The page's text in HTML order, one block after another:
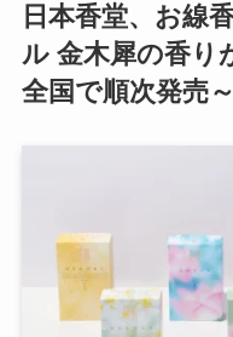
日本香堂、お線
ル 金木犀の香り
全国で順次発売